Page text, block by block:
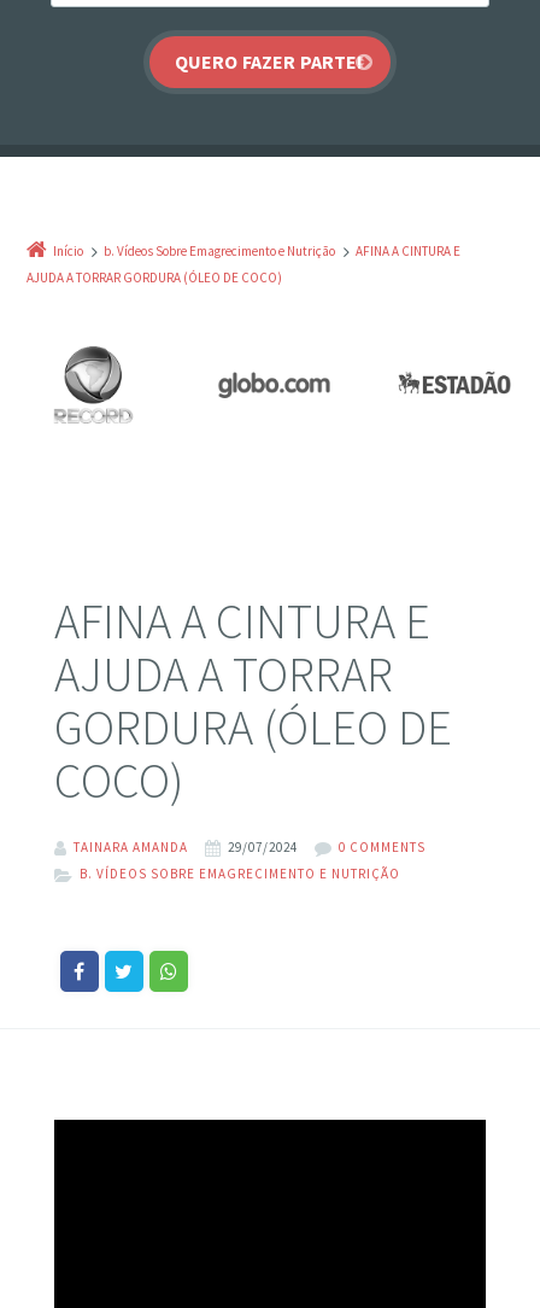
Início b. Vídeos Sobre Emagrecimento e Nutrição
AFINA A CINTURA E
AJUDA A TORRAR GORDURA (ÓLEO DE COCO)
AFINA A CINTURA E
AJUDA A TORRAR
GORDURA (ÓLEO DE
COCO)
TAINARA AMANDA 29/07/2024
0 COMMENTS
B. VÍDEOS SOBRE EMAGRECIMENTO E NUTRIÇÃO